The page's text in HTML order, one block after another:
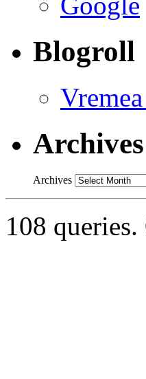
Blogroll
Archives
Archives
108 queries.